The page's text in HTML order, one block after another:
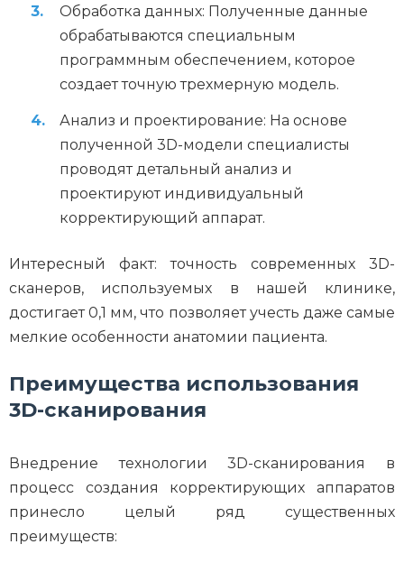
Обработка данных: Полученные данные
обрабатываются специальным
программным обеспечением, которое
создает точную трехмерную модель.
Анализ и проектирование: На основе
полученной 3D-модели специалисты
проводят детальный анализ и
проектируют индивидуальный
корректирующий аппарат.
Интересный факт: точность современных 3D-
сканеров, используемых в нашей клинике,
достигает 0,1 мм, что позволяет учесть даже самые
мелкие особенности анатомии пациента.
Преимущества использования
3D-сканирования
Внедрение технологии 3D-сканирования в
процесс создания корректирующих аппаратов
принесло целый ряд существенных
преимуществ: